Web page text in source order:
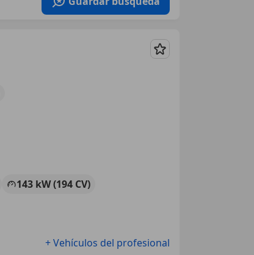
Guardar
143 kW (194 CV)
+ Vehículos del profesional